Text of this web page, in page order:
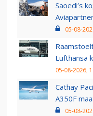
Saoedi’s
05-08-
Lufthansa
05-08-2026,
Cathay
A350F
05-08-